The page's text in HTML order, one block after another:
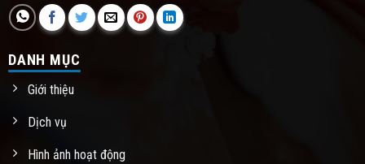
DANH MỤC
Giới thiệu
Dịch vụ
Hình ảnh hoạt động